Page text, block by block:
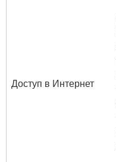
Доступ в Интернет